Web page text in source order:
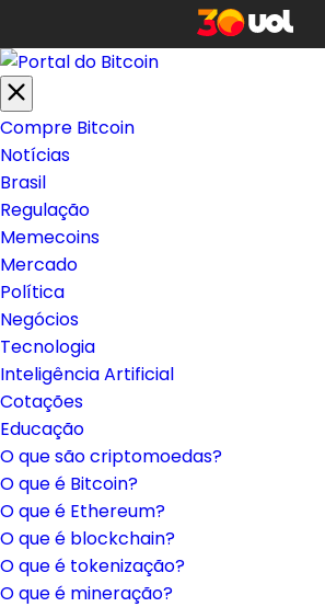
Compre Bitcoin
Notícias
Brasil
Regulação
Memecoins
Mercado
Política
Negócios
Tecnologia
Inteligência Artificial
Cotações
Educação
O que são criptomoedas?
O que é Bitcoin?
O que é Ethereum?
O que é blockchain?
O que é tokenização?
O que é mineração?